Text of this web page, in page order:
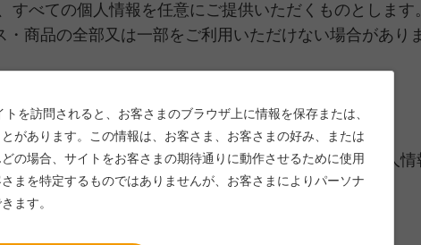
べての個人情報を任意にご提供いただくものとしま
商品の全部又は一部をご利用いただけない場合があり
について同意します。
者に提供します。
らかじめお客さまの同意を得ないで、お客さまの個人
る場合は除きます。
て、お客さまの同意を得ることが困難である場合
を訪問されると、お客さまのブラウザ上に情報を保存または、
があります。この情報は、お客さま、お客さまの好み、または
の場合、サイトをお客さまの期待通りに動作させるために使用
まを特定するものではありませんが、お客さまによりパーソナ
ます。